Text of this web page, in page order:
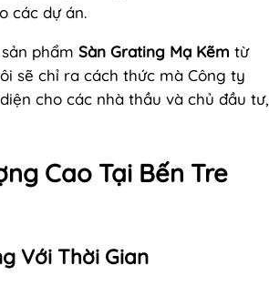
các dự án.
phẩm Sàn Grating Mạ Kẽm từ
sẽ chỉ ra cách thức mà Công ty
cho các nhà thầu và chủ đầu tư,
Cao Tại Bến Tre
Với Thời Gian